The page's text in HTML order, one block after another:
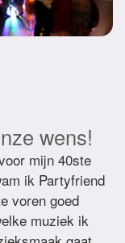
wens!
mijn 40ste
ik Partyfriend
voren goed
muziek ik